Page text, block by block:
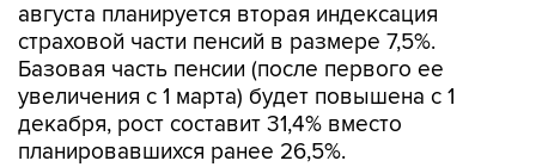
августа планируется вторая индексация
страховой части пенсий в размере 7,5%.
Базовая часть пенсии (после первого ее
увеличения с 1 марта) будет повышена с 1
декабря, рост составит 31,4% вместо
планировавшихся ранее 26,5%.